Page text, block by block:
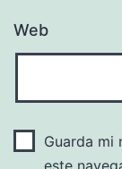
Web
Guarda mi
este